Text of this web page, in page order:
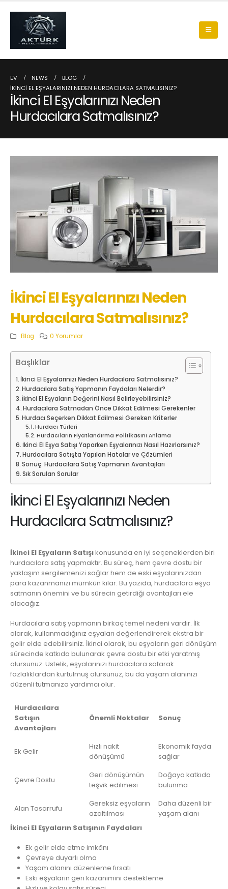
EV NEWS
BLOG
İKINCI EL EŞYALARINIZI NEDEN HURDACILARA SATMALISINIZ?
İkinci El Eşyalarınızı Neden
Hurdacılara Satmalısınız?
İkinci El Eşyalarınızı Neden
Hurdacılara Satmalısınız?
Blog 0 Yorumlar
Başlıklar
İkinci El Eşyalarınızı Neden Hurdacılara Satmalısınız?
Hurdacılara Satış Yapmanın Faydaları Nelerdir?
İkinci El Eşyaların Değerini Nasıl Belirleyebilirsiniz?
Hurdacılara Satmadan Önce Dikkat Edilmesi Gerekenler
Hurdacı Seçerken Dikkat Edilmesi Gereken Kriterler
Hurdacı Türleri
Hurdacıların Fiyatlandırma Politikasını Anlama
İkinci El Eşya Satışı Yaparken Eşyalarınızı Nasıl Hazırlarsınız?
Hurdacılara Satışta Yapılan Hatalar ve Çözümleri
Sonuç: Hurdacılara Satış Yapmanın Avantajları
Sık Sorulan Sorular
İkinci El Eşyalarınızı Neden
Hurdacılara Satmalısınız?
İkinci El Eşyaların Satışıkonusunda en iyi seçeneklerden biri
hurdacılara satış yapmaktır. Bu süreç, hem çevre dostu bir
yaklaşım sergilemenizi sağlar hem de eski eşyalarınızdan
para kazanmanızı mümkün kılar. Bu yazıda, hurdacılara eşya
satmanın önemini ve bu sürecin getirdiği avantajları ele
alacağız.
Hurdacılara satış yapmanın birkaç temel nedeni vardır. İlk
olarak, kullanmadığınız eşyaları değerlendirerek ekstra bir
gelir elde edebilirsiniz. İkinci olarak, bu eşyaların geri dönüşüm
sürecinde katkıda bulunarak çevre dostu bir etki yaratmış
olursunuz. Üstelik, eşyalarınızı hurdacılara satarak
fazlalıklardan kurtulmuş olursunuz, bu da yaşam alanınızı
düzenli tutmanıza yardımcı olur.
Hurdacılara
Satışın
Avantajları
Önemli Noktalar Sonuç
Ek Gelir
Hızlı nakit
dönüşümü
Ekonomik fayda
sağlar
Çevre Dostu
Geri dönüşümün
teşvik edilmesi
Doğaya katkıda
bulunma
Alan Tasarrufu
Gereksiz eşyaların
azaltılması
Daha düzenli bir
yaşam alanı
İkinci El Eşyaların Satışının Faydaları
Ek gelir elde etme imkânı
Çevreye duyarlı olma
Yaşam alanını düzenleme fırsatı
Eski eşyaların geri kazanımını destekleme